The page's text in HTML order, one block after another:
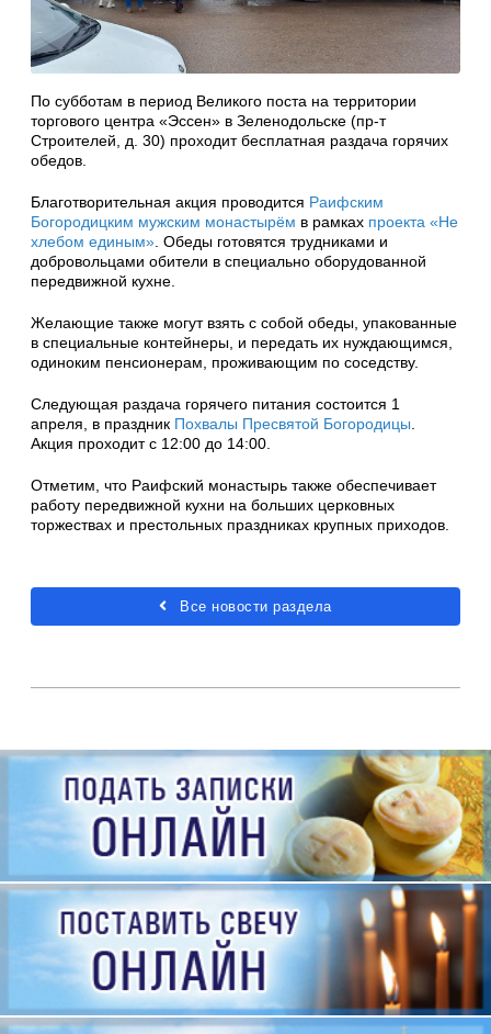
По субботам в период Великого поста на территории
торгового центра «Эссен» в Зеленодольске (пр-т
Строителей, д. 30) проходит бесплатная раздача горячих
обедов.
Благотворительная акция проводится Раифским
Богородицким мужским монастырём в рамках проекта «Не
хлебом единым» . Обеды готовятся трудниками и
добровольцами обители в специально оборудованной
передвижной кухне.
Желающие также могут взять с собой обеды, упакованные
в специальные контейнеры, и передать их нуждающимся,
одиноким пенсионерам, проживающим по соседству.
Следующая раздача горячего питания состоится 1
апреля, в праздник Похвалы Пресвятой Богородицы
Акция проходит с 12:00 до 14:00.
Отметим, что Раифский монастырь также обеспечивает
работу передвижной кухни на больших церковных
торжествах и престольных праздниках крупных приходов.
Все новости раздела